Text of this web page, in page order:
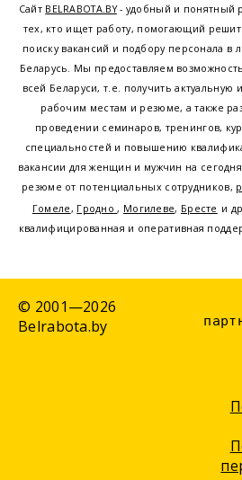
Сайт BELRABOTA.BY- удобный и понятный
тех, кто ищет работу, помогающий
поиску вакансий и подбору персонала в
Беларусь. Мы предоставляем
всей Беларуси, т.е. получить
рабочим местам и резюме, а также
проведении семинаров, тренингов,
специальностей и повышению
вакансии для женщин и мужчин на
резюме от потенциальных сотрудников,
Гомеле, Гродно, Могилеве, Бресте и
квалифицированная и оперативная
© 2001—2026
Belrabota.by